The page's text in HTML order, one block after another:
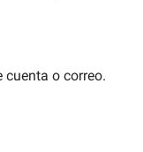
o correo.